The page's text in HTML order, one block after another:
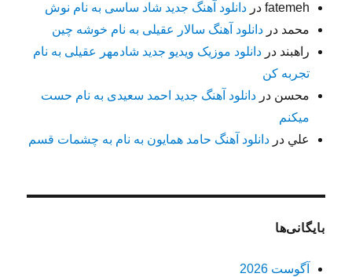
fatemeh دردانلود آهنگ جدید شاد ساسی به نام نوش
محمد دردانلود آهنگ سالار عقیلی به نام خوشه چین
راهبند دردانلود موزیک ویدیو جدید شادمهر عقیلی به نام
تجربه کن
محسن دردانلود آهنگ جدید احمد سعیدی به نام حست
میکنم
علي دردانلود آهنگ حامد همایون به نام به چشمات قسم
بایگانی‌ها
آگوست 2026